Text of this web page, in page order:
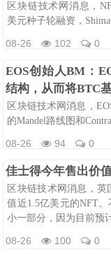
区块链技术网消息，
美元种子轮融资，
08-26 102 0
EOS创始人BM：
结构，从而将BTC
区块链技术网消息，
的Mandel路线图和
08-26 94 0
佳士得今年售出价
区块链技术网消息，英
值近1.5亿美元的NFT
小一部分，因为目前预
08-26 100 0